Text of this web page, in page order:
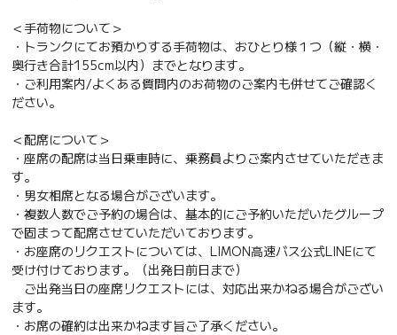
＜手荷物について＞
・トランクにてお預かりする手荷物は、おひとり様１つ（縦・横・
奥行き合計155cm以内）までとなります。
・ご利用案内/よくある質問内のお荷物のご案内も併せてご確認く
ださい。
＜配席について＞
・座席の配席は当日乗車時に、乗務員よりご案内させていただきま
す。
・男女相席となる場合がございます。
・複数人数でご予約の場合は、基本的にご予約いただいたグループ
で固まって配席させていただいております。
・お座席のリクエストについては、LIMON高速バス公式LINEにて
受け付けております。（出発日前日まで）
ご出発当日の座席リクエストには、対応出来かねる場合がござい
ます。
・お席の確約は出来かねます旨ご了承ください。